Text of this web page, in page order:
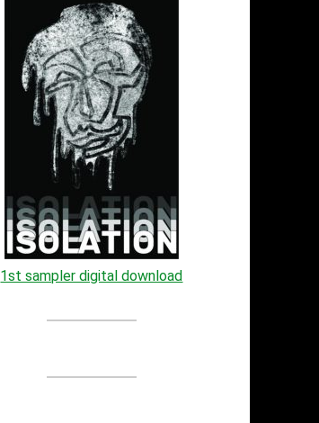
1st sampler digital download